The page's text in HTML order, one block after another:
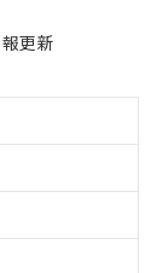
更新